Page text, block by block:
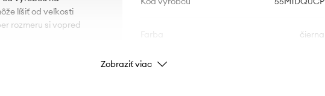
líšiť od veľkosti
rozmeru si vopred
čierna
Značka
Zobraziť viac